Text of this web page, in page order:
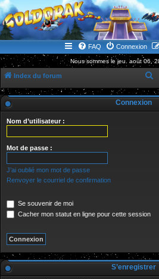
WWW.GOLDORAKGO.COM
le site de la Lune Rouge
FAQ Connexion
Nous sommes le jeu. août 06,
Index du forum
e
Connexion
Nom d’utilisateur :
Mot de passe :
J’ai oublié mon mot de passe
Renvoyer le courriel de confirmation
Se souvenir de moi
Cacher mon statut en ligne pour cette session
S’enregistrer